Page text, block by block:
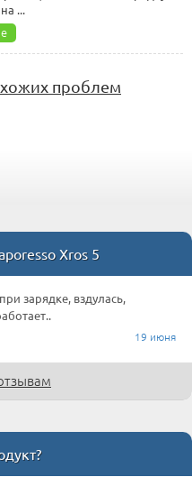
...
проблем
Xros 5
зарядке, вздулась,
19 июня